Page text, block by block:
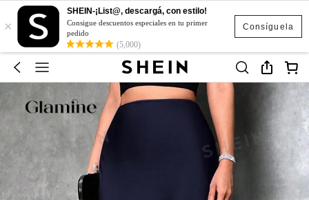
Consíguela
×
SHEIN-¡List@, descargá, con estilo!
Consigue descuentos especiales en tu primer
pedido
(5,000)